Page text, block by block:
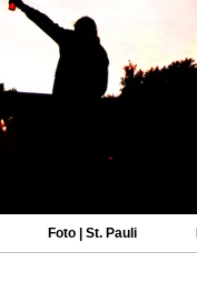
Foto | St. Pauli